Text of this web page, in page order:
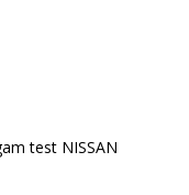
test NISSAN